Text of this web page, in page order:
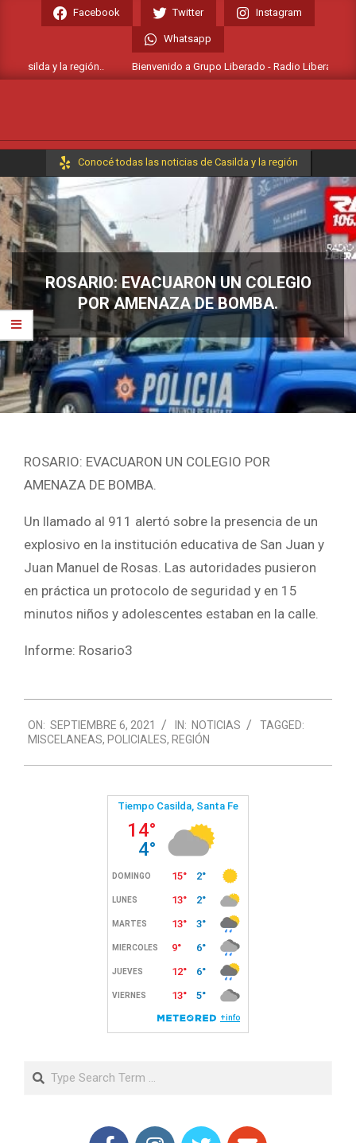
Facebook Twitter Instagram
Whatsapp
Casilda y la región.. Bienvenido a Grupo Liberado - Radio Liberada
Primary
Menu
Conocé todas las noticias de Casilda y la región
ROSARIO: EVACUARON UN COLEGIO
POR AMENAZA DE BOMBA.
ROSARIO: EVACUARON UN COLEGIO POR
AMENAZA DE BOMBA.
Un llamado al 911 alertó sobre la presencia de un
explosivo en la institución educativa de San Juan y
Juan Manuel de Rosas. Las autoridades pusieron
en práctica un protocolo de seguridad y en 15
minutos niños y adolescentes estaban en la calle.
Informe: Rosario3
09-
06
ON: SEPTIEMBRE 6, 2021 IN: NOTICIAS
TAGGED:
MISCELANEAS, POLICIALES, REGIÓN
Search